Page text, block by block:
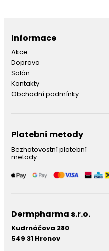
Informace
Akce
Doprava
Salón
Kontakty
Obchodní podmínky
Platební metody
Bezhotovostní platební
metody
Dermpharma s.r.o.
Kudrnáčova 280
549 31 Hronov